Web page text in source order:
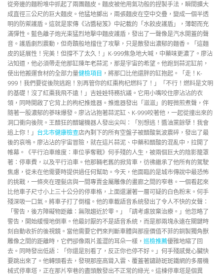
從旁邊的麵粉堆中抓起了兩團麵皮。麵皮被他用氣功般的捏製手法，瞬間擴大
成直徑三公尺的巨大麵皮。他猛地擲出，兩張麵皮在空中交疊，變成一個半透
明的防禦護盾。這就是家傳《沾醬秘笈》中記載的「水餃皮護盾」，薄韌而充
滿彈性。藍色離子炮光束猛烈地擊中麵皮護盾，發出了一聲像是汽水開蓋的聲
音。護盾劇烈震動，但奇蹟般地擋住了攻擊，只是散發出濃郁的麵香。「這麵
皮的延展性！完美！但撐不了太久！」K-999焦急地大喊，中藥味更濃了。廖沾
沾知道，他必須帶走他那缸陳年老蒜泥，那是宇宙的希望。他跑到蒜泥缸前，
使出他搬運食材的全部力量健檢項目 ，將那口比他還胖的缸抱起。「走！K-
999！我們要從後院逃跑！別再管你的紅棗枸杞燃料了！」「不行！燃料是文明
的基礎！沒了紅棗我飛不遠！」吉娃娃特務抗議。它用小嘴咬住廖沾沾的衣
領，同時開啟了它背上的枸杞推進器。推進器發出「滋滋」的輕微煎煮聲，伴
隨著一股濃郁的蔘味爆發。廖沾沾抱著蒜泥缸、K-999咬著他，一起從撞出來的
洞口衝向後院。王醋狂的醋罐機器人發出尖叫：「別想逃！醬油黨餘孽！我會
追上你！」 台北巿健康檢查店內剩下的所有空盤子被醋酸氣波震碎，發出了最
後的哀鳴。廖沾沾的宇宙冒險，就在這片蒜泥、中藥和醋酸的混亂中，拉開了
帷幕。《平行泊車維度：車位爭奪戰》何手殘的人生，被兩個巨大的陰影籠罩
著：停車費，以及平行泊車。他那輛老舊的掀背車，彷彿繼承了他所有的駕駛
焦慮，從未在他需要時提供過任何幫助。今天，他面臨的是城市傳說中最恐怖
的挑戰，一條夾在理髮店與一間專賣金屬雕像的畫廊之間的窄巷。一個看起來
比他車子尺寸小上三十公分的停車格，上面還灑著一層可疑的白色粉末。何手
殘深吸一口氣。將車子打了倒檔。他的車載語音系統發出了令人不快的女聲：
「警告，後方障礙物距離：無限趨近於零。」「請考慮放棄治療。」他忽略了
警告，開始緩慢地倒車。他最討厭的不是語音系統，而是那兩塊永遠在關鍵時
刻自動收折的後視鏡。當他需要它們來判斷車體與那座價值不菲的銅製獨角獸
雕像之間的距離時，它們卻像兩片羞澀的耳朵一樣， 巡檢推薦優雅地縮了回
去。同時發出低語：「你還是別看了，反正你也停不好。」何手殘感覺心臟快
要跳出來了。他轉頭看去，發現那座高聳入雲、覆蓋著鏽跡斑斑鐵網的多層機
械式停車塔，正在那片窄巷的盡頭散發出不正常的綠光。這棟停車塔是個異